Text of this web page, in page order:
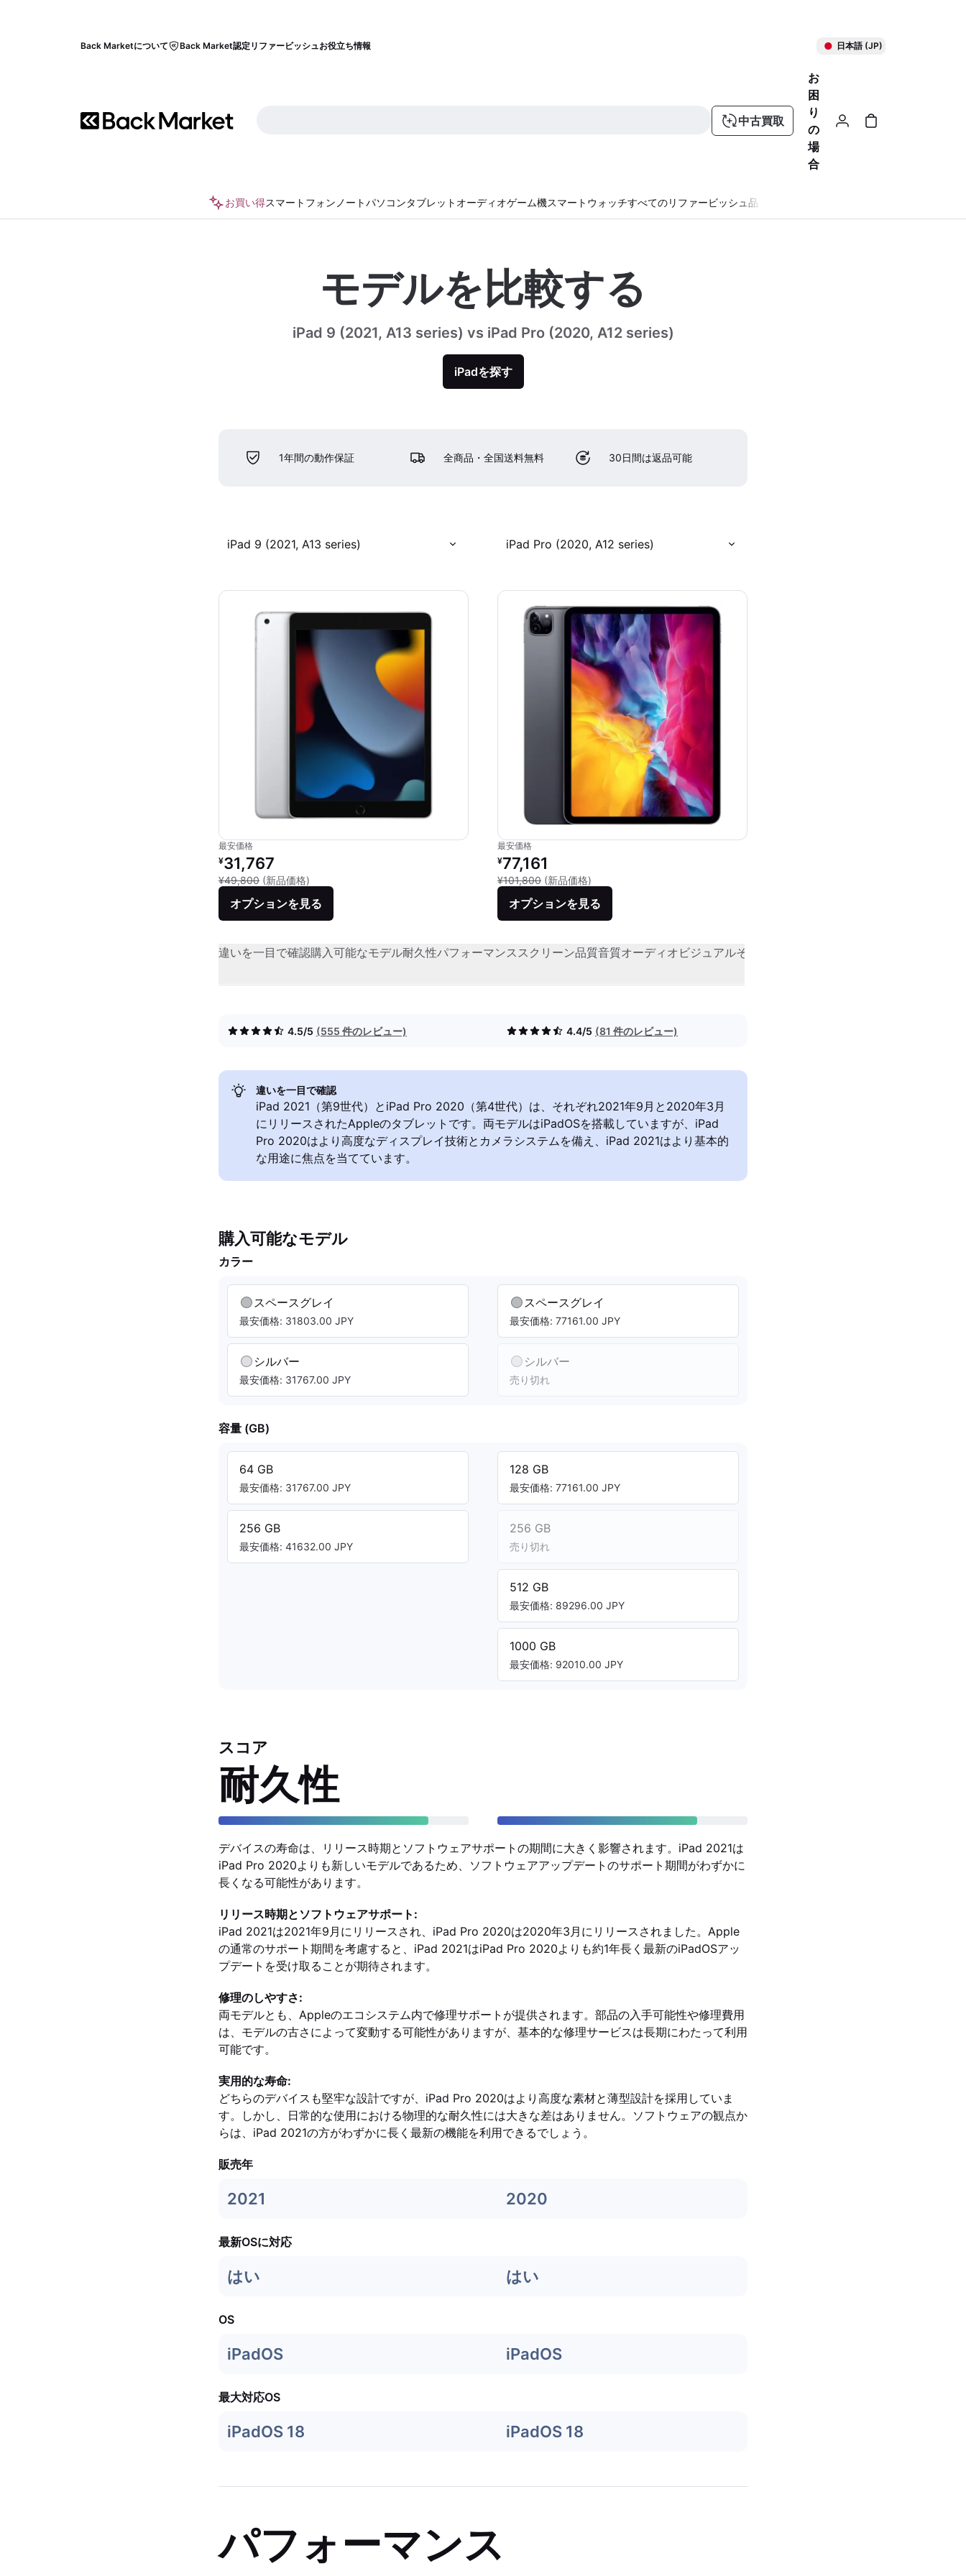
Back Marketについて Back Market認定リファービッシュお役立ち情報 日本語 (JP)
中古買取
お
困
り
の
場
合
お買い得スマートフォン ノートパソコンタブレット オーディオゲーム機スマートウォッチすべてのリファービッシュ品
モデルを比較する
iPad 9 (2021, A13 series) vs iPad Pro (2020, A12 series)
iPadを探す
1年間の動作保証 全商品・全国送料無料 30日間は返品可能
iPad 9 (2021, A13 series) iPad Pro (2020, A12 series)
最安価格
リファービッシュ品の価格：
¥31,767
¥49,800 (新品価格)
オプションを見る
最安価格
リファービッシュ品の価格：
¥77,161
¥101,800 (新品価格)
オプションを見る
違いを一目で確認購入可能なモデル耐久性パフォーマンススクリーン品質音質オーディオビジュアルその他
4.5/5 (555 件のレビュー) 4.4/5 (81 件のレビュー)
違いを一目で確認
iPad 2021（第9世代）とiPad Pro 2020（第4世代）は、それぞれ2021年9月と2020年3月
にリリースされたAppleのタブレットです。両モデルはiPadOSを搭載していますが、iPad
Pro 2020はより高度なディスプレイ技術とカメラシステムを備え、iPad 2021はより基本的
な用途に焦点を当てています。
購入可能なモデル
カラー
スペースグレイ
最安価格: 31803.00 JPY
シルバー
最安価格: 31767.00 JPY
スペースグレイ
最安価格: 77161.00 JPY
シルバー
売り切れ
容量 (GB)
64 GB
最安価格: 31767.00 JPY
256 GB
最安価格: 41632.00 JPY
128 GB
最安価格: 77161.00 JPY
256 GB
売り切れ
512 GB
最安価格: 89296.00 JPY
1000 GB
最安価格: 92010.00 JPY
スコア
耐久性
デバイスの寿命は、リリース時期とソフトウェアサポートの期間に大きく影響されます。iPad 2021は
iPad Pro 2020よりも新しいモデルであるため、ソフトウェアアップデートのサポート期間がわずかに
長くなる可能性があります。
リリース時期とソフトウェアサポート:
iPad 2021は2021年9月にリリースされ、iPad Pro 2020は2020年3月にリリースされました。Apple
の通常のサポート期間を考慮すると、iPad 2021はiPad Pro 2020よりも約1年長く最新のiPadOSアッ
プデートを受け取ることが期待されます。
修理のしやすさ:
両モデルとも、Appleのエコシステム内で修理サポートが提供されます。部品の入手可能性や修理費用
は、モデルの古さによって変動する可能性がありますが、基本的な修理サービスは長期にわたって利用
可能です。
実用的な寿命:
どちらのデバイスも堅牢な設計ですが、iPad Pro 2020はより高度な素材と薄型設計を採用していま
す。しかし、日常的な使用における物理的な耐久性には大きな差はありません。ソフトウェアの観点か
らは、iPad 2021の方がわずかに長く最新の機能を利用できるでしょう。
販売年
2021 2020
最新OSに対応
はい はい
OS
iPadOS iPadOS
最大対応OS
iPadOS 18 iPadOS 18
パフォーマンス